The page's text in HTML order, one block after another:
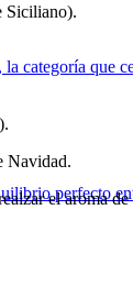
categoría que
perfecto
Siciliano).
).
Navidad.
el aroma de